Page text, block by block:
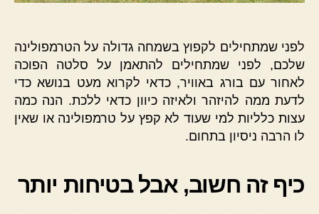
לפני שמתחילים לקפוץ בשמחה גדולה על הטרמפולינה
שלכם, לפני שמתחילים להתאמן על סלטה הפוכה
לאחור עם בורג באוויר, כדאי לקרוא מעט בנושא כדי
לדעת ממה להיזהר ולאיזה כיוון כדאי ללכת. הנה כמה
עצות כלליות למי שעוד לא קפץ על טרמפולינה או שאין
לו הרבה ניסיון בתחום.
כיף זה חשוב, אבל בטיחות יותר